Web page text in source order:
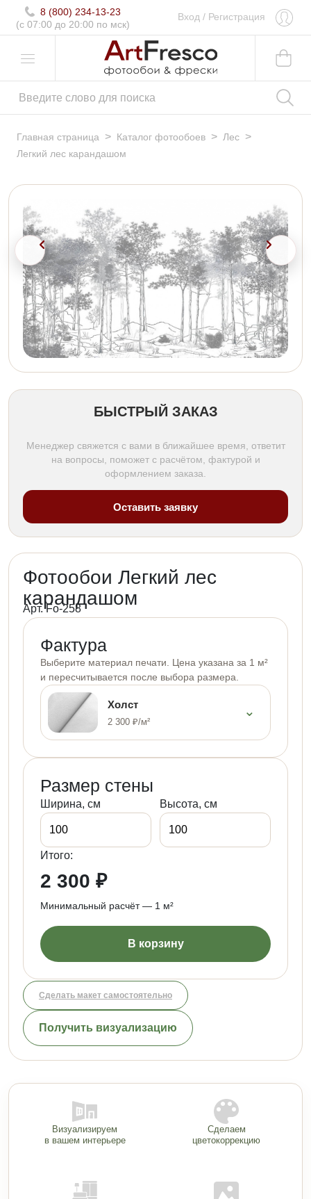
8 (800) 234-13-23
(c 07:00 до 20:00 по мск)
Вход / Регистрация
Главная страница > Каталог фотообоев > Лес >
Легкий лес карандашом
БЫСТРЫЙ ЗАКАЗ
Менеджер свяжется с вами в ближайшее время, ответит
на вопросы, поможет с расчётом, фактурой и
оформлением заказа.
Оставить заявку
Фотообои Легкий лес
карандашом
Арт. Fo-258
Фактура
Выберите материал печати. Цена указана за 1 м²
и пересчитывается после выбора размера.
Холст
2 300 ₽/м²
⌄
Размер стены
Ширина, см Высота, см
Итого:
2 300 ₽
Минимальный расчёт — 1 м²
В корзину
Сделать макет самостоятельно
Получить визуализацию
Визуализируем
в вашем интерьере
Сделаем
цветокоррекцию